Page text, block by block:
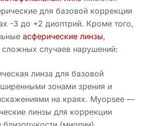
для базовой коррекции
-3 до +2 диоптрий. Кроме того,
асферические линзы,
случаев нарушений:
линза для базовой
зонами зрения и
на краях. Myopsee —
линзы для коррекции